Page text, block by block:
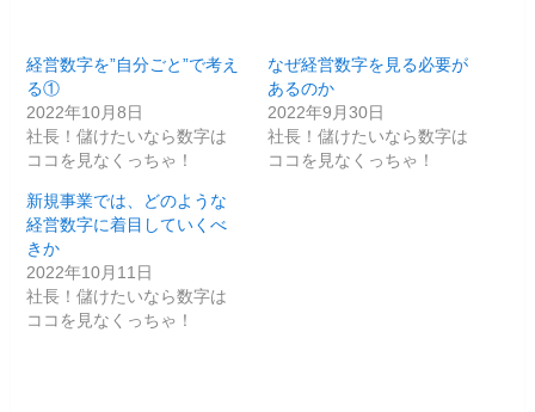
経営数字を”自分ごと”で考え
る①
2022年10月8日
社長！儲けたいなら数字は
ココを見なくっちゃ！
なぜ経営数字を見る必要が
あるのか
2022年9月30日
社長！儲けたいなら数字は
ココを見なくっちゃ！
新規事業では、どのような
経営数字に着目していくべ
きか
2022年10月11日
社長！儲けたいなら数字は
ココを見なくっちゃ！